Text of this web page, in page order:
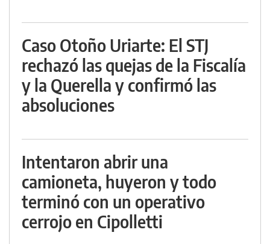
Caso Otoño Uriarte: El STJ
rechazó las quejas de la Fiscalía
y la Querella y confirmó las
absoluciones
Intentaron abrir una
camioneta, huyeron y todo
terminó con un operativo
cerrojo en Cipolletti